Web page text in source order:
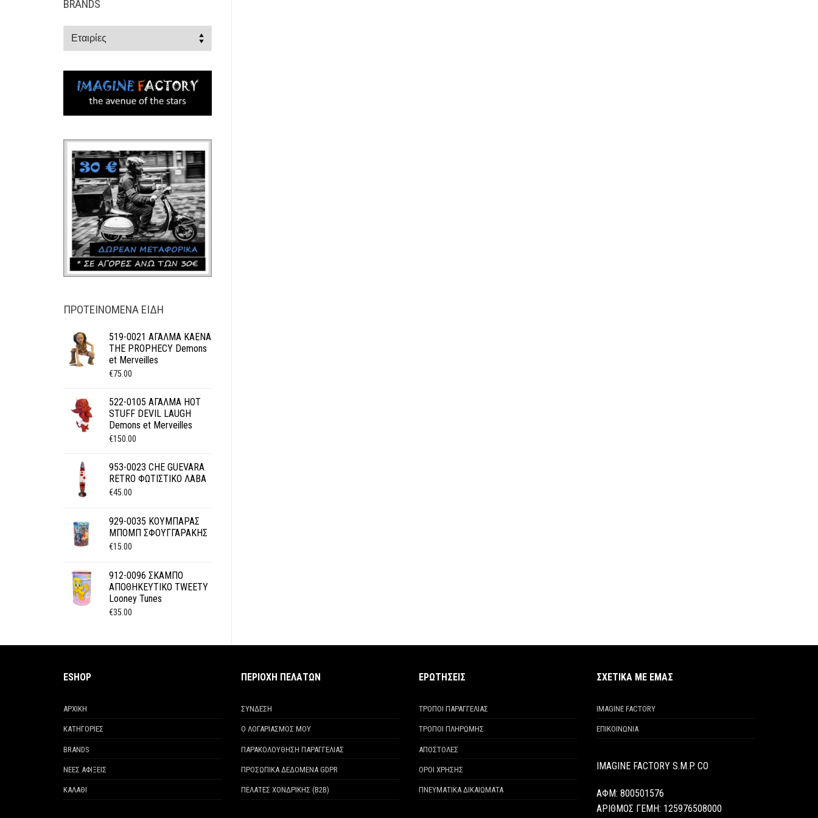
BRANDS
ΠΡΟΤΕΙΝΌΜΕΝΑ ΕΊΔΗ
519-0021 ΑΓΑΛΜΑ KAENA
THE PROPHECY Demons
et Merveilles
€75.00
522-0105 ΑΓΑΛΜΑ HOT
STUFF DEVIL LAUGH
Demons et Merveilles
€150.00
953-0023 CHE GUEVARA
RETRO ΦΩΤΙΣΤΙΚΟ ΛΑΒΑ
€45.00
929-0035 ΚΟΥΜΠΑΡΑΣ
ΜΠΟΜΠ ΣΦΟΥΓΓΑΡΑΚΗΣ
€15.00
912-0096 ΣΚΑΜΠΟ
ΑΠΟΘΗΚΕΥΤΙΚΟ TWEETY
Looney Tunes
€35.00
ESHOP
ΑΡΧΙΚΗ
ΚΑΤΗΓΟΡΙΕΣ
BRANDS
ΝΕΕΣ ΑΦΙΞΕΙΣ
ΚΑΛΑΘΙ
ΠΕΡΙΟΧΗ ΠΕΛΑΤΩΝ
ΣΥΝΔΕΣΗ
Ο ΛΟΓΑΡΙΑΣΜΟΣ ΜΟΥ
ΠΑΡΑΚΟΛΟΥΘΗΣΗ ΠΑΡΑΓΓΕΛΙΑΣ
ΠΡΟΣΩΠΙΚΑ ΔΕΔΟΜΕΝΑ GDPR
ΠΕΛΑΤΕΣ ΧΟΝΔΡΙΚΗΣ (Β2Β)
ΕΡΩΤΗΣΕΙΣ
ΤΡΟΠΟΙ ΠΑΡΑΓΓΕΛΙΑΣ
ΤΡΟΠΟΙ ΠΛΗΡΩΜΗΣ
ΑΠΟΣΤΟΛΕΣ
ΟΡΟΙ ΧΡΗΣΗΣ
ΠΝΕΥΜΑΤΙΚΑ ΔΙΚΑΙΩΜΑΤΑ
ΣΧΕΤΙΚΑ ΜΕ ΕΜΑΣ
IMAGINE FACTORY
ΕΠΙΚΟΙΝΩΝΙΑ
IMAGINE FACTORY S.M.P. CO
ΑΦΜ: 800501576
ΑΡΙΘΜΟΣ ΓΕΜΗ: 125976508000